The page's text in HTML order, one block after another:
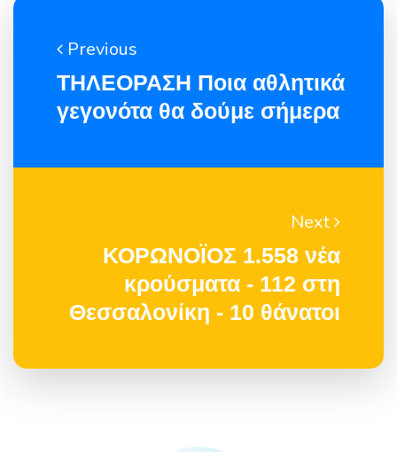
Previous
ΤΗΛΕΟΡΑΣΗ Ποια αθλητικά
γεγονότα θα δούμε σήμερα
Next
ΚΟΡΩΝΟΪΟΣ 1.558 νέα
κρούσματα - 112 στη
Θεσσαλονίκη - 10 θάνατοι